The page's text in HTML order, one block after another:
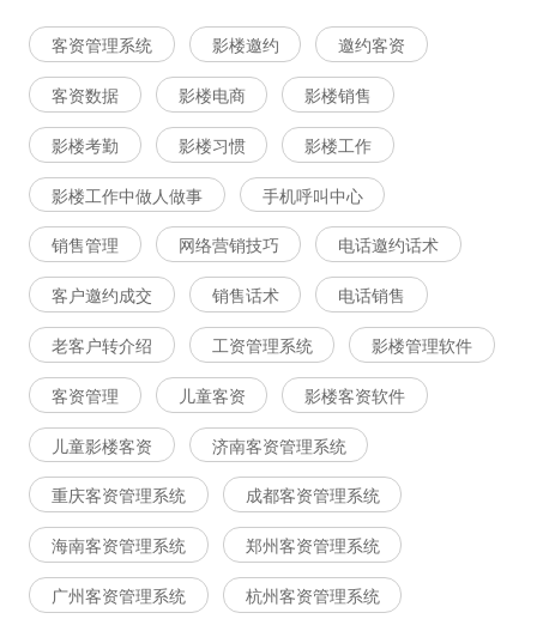
客资管理系统 影楼邀约 邀约客资
客资数据 影楼电商 影楼销售
影楼考勤 影楼习惯 影楼工作
影楼工作中做人做事 手机呼叫中心
销售管理 网络营销技巧 电话邀约话术
客户邀约成交 销售话术 电话销售
老客户转介绍 工资管理系统 影楼管理软件
客资管理 儿童客资 影楼客资软件
儿童影楼客资 济南客资管理系统
重庆客资管理系统 成都客资管理系统
海南客资管理系统 郑州客资管理系统
广州客资管理系统 杭州客资管理系统